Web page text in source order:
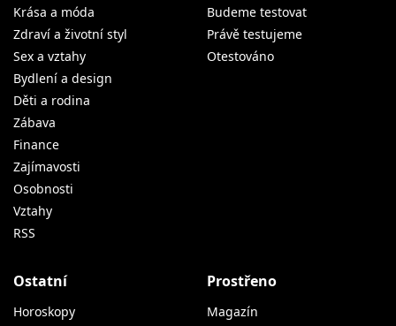
Krása a móda
Zdraví a životní styl
Sex a vztahy
Bydlení a design
Děti a rodina
Zábava
Finance
Zajímavosti
Osobnosti
Vztahy
RSS
Budeme testovat
Právě testujeme
Otestováno
Ostatní
Horoskopy
Prostřeno
Magazín